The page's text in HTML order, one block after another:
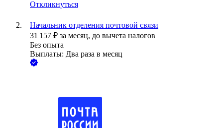
Откликнуться
Начальник отделения почтовой связи
31 157 ₽ за месяц, до вычета налогов
Без опыта
Выплаты: Два раза в месяц